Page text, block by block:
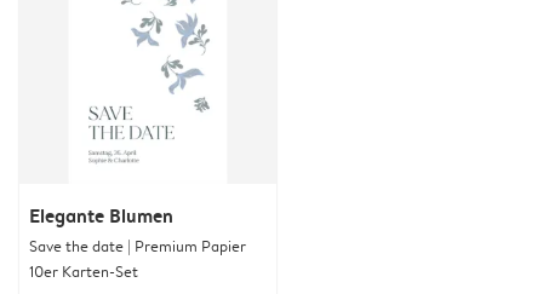
Elegante Blumen
Save the date | Premium Papier
10er Karten-Set